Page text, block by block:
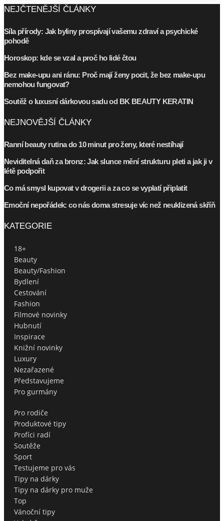
NEJČTENĚJŠÍ ČLÁNKY
Síla přírody: Jak byliny prospívají vašemu zdraví a psychické
pohodě
Horoskop: kde se vzal a proč ho lidé čtou
Bez make-upu ani ránu: Proč mají ženy pocit, že bez make-upu
nemohou fungovat?
Soutěž o luxusní dárkovou sadu od BK BEAUTY KERATIN
NEJNOVĚJŠÍ ČLÁNKY
Ranní beauty rutina do 10 minut pro ženy, které nestíhají
Neviditelná daň za bronz: Jak slunce mění strukturu pleti a jak ji v
létě podpořit
Co má smysl kupovat v drogerii a za co se vyplatí připlatit
Emoční nepořádek: co nás doma stresuje víc než neuklizená skříň
KATEGORIE
18+
Beauty
Beauty/Fashion
Bydlení
Cestování
Fashion
Filmové novinky
Hubnutí
Inspirace
Knižní novinky
Luxury
Nezařazené
Představujeme
Pro gurmány
Pro rodiče
Produktové tipy
Profíci radí
Soutěže
Sport
Testujeme pro vás
Tipy na dárky
Tipy na dárky pro muže
Top
Vánoční tipy